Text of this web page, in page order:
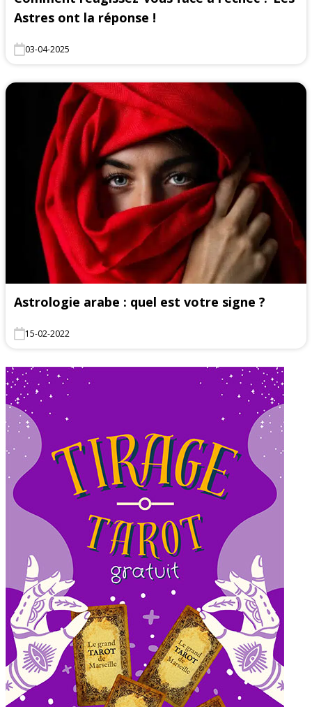
Astres ont la réponse !
03-04-2025
Astrologie arabe : quel est votre signe ?
15-02-2022